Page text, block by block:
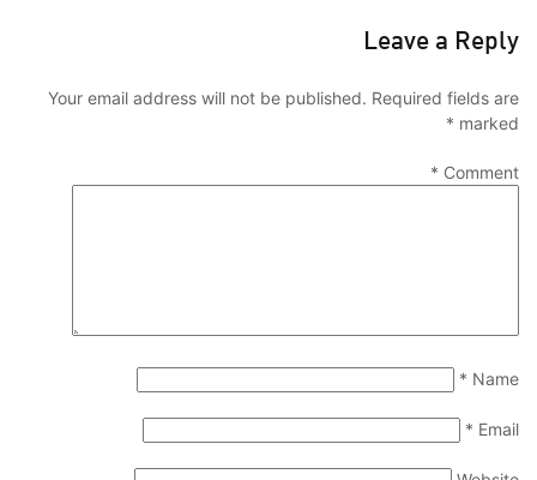
Leave a Reply
Your email address will not be published. Required fields are
marked
*
Comment
*
Name
*
Email
*